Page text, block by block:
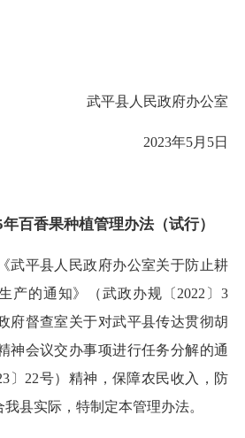
武平县人民政府办公室
2023年5月5日
百香果种植管理办法（试行）
平县人民政府办公室关于防止耕
产的通知》（武政办规〔2022〕3
府督查室关于对武平县传达贯彻胡
神会议交办事项进行任务分解的通
〕22号）精神，保障农民收入，防
我县实际，特制定本管理办法。